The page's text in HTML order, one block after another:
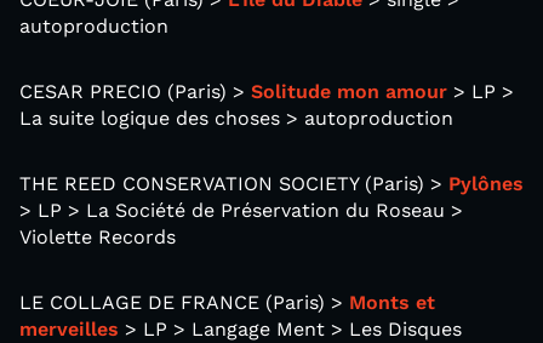
autoproduction
CESAR PRECIO (Paris) > Solitude mon amour > LP >
La suite logique des choses > autoproduction
THE REED CONSERVATION SOCIETY (Paris) > Pylônes
> LP > La Société de Préservation du Roseau >
Violette Records
LE COLLAGE DE FRANCE (Paris) > Monts et
merveilles > LP > Langage Ment > Les Disques